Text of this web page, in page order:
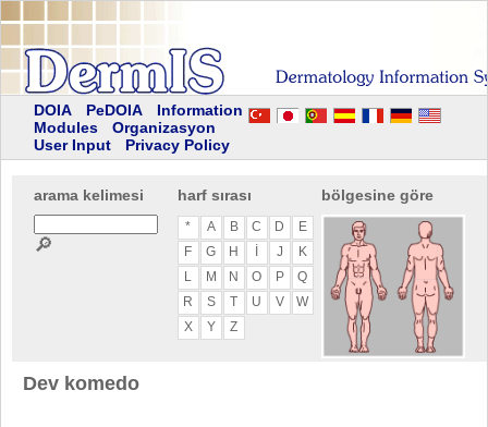
DOIA PeDOIA
Information
Modules
Organizasyon
User Input
Privacy Policy
arama kelimesi
🔎
harf sırası
* A B C D
E
F
G H J
K
L
M N O P
Q
R
S T U V
W
X
Y Z
bölgesine göre
Dev komedo